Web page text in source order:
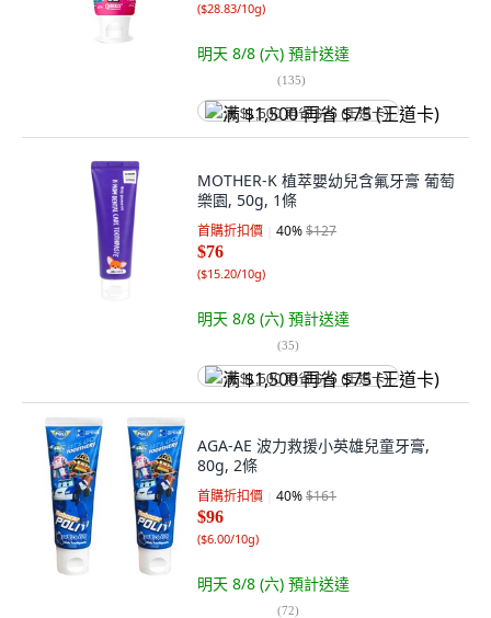
($28.83/10g)
明天 8/8 (六) 預計送達
(135)
满 $1,500 再省 $75 (王道卡)
MOTHER-K 植萃嬰幼兒含氟牙膏 葡萄
樂園, 50g, 1條
首購折扣價 40%$127
$76
($15.20/10g)
明天 8/8 (六) 預計送達
(35)
满 $1,500 再省 $75 (王道卡)
AGA-AE 波力救援小英雄兒童牙膏,
80g, 2條
首購折扣價 40%$161
$96
($6.00/10g)
明天 8/8 (六) 預計送達
(72)